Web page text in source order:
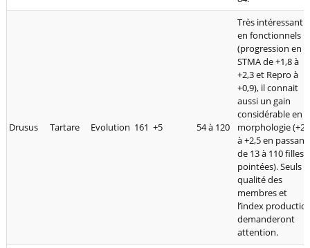
Drusus Tartare Evolution 161 +5 54 à 120
Très intéressant
en fonctionnels
(progression en
STMA de +1,8 à
+2,3 et Repro à
+0,9), il connait
aussi un gain
considérable en
morphologie
à +2,5 en passant
de 13 à 110 filles
pointées). Seuls la
qualité des
membres et
l’index
demanderont
attention.